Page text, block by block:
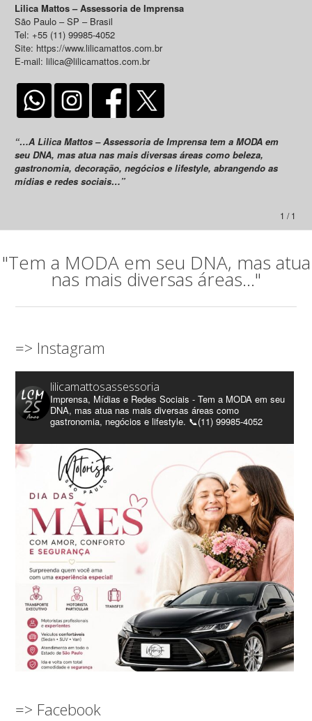
Lilica Mattos – Assessoria de Imprensa
São Paulo – SP – Brasil
Tel: +55 (11) 99985-4052
Site: https://www.lilicamattos.com.br
E-mail: lilica@lilicamattos.com.br
“…A Lilica Mattos – Assessoria de Imprensa tem a MODA em
seu DNA, mas atua nas mais diversas áreas como beleza,
gastronomia, decoração, negócios e lifestyle, abrangendo as
mídias e redes sociais…”
1 / 1
"Tem a MODA em seu DNA, mas atua
nas mais diversas áreas..."
=> Instagram
lilicamattosassessoria
Imprensa, Mídias e Redes Sociais - Tem a MODA em seu
DNA, mas atua nas mais diversas áreas como
gastronomia, negócios e lifestyle. 📞(11) 99985-4052
=> Facebook